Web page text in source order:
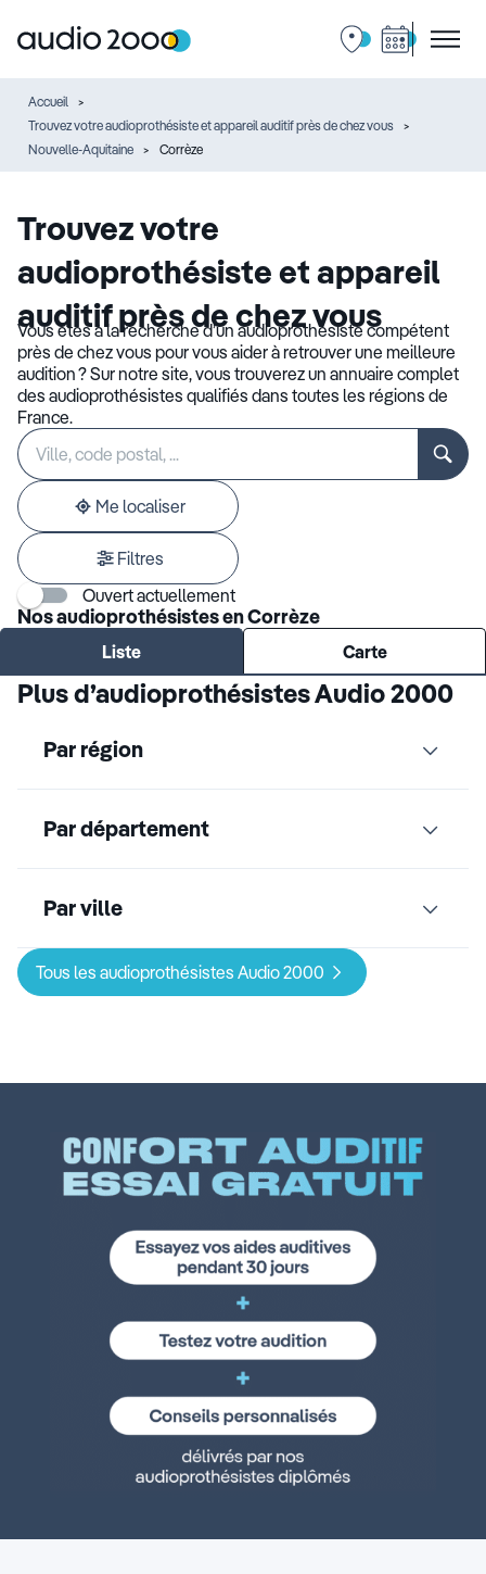
Accueil
Trouvez votre audioprothésiste et appareil auditif près de chez vous
Nouvelle-Aquitaine
Corrèze
Trouvez votre
audioprothésiste et appareil
auditif près de chez vous
Vous êtes à la recherche d’un audioprothésiste compétent
près de chez vous pour vous aider à retrouver une meilleure
audition ? Sur notre site, vous trouverez un annuaire complet
des audioprothésistes qualifiés dans toutes les régions de
France.
Rechercher
établissement
Veuillez
renseigner
une
adresse
Me localiser
Filtres
Ouvert actuellement
Nos audioprothésistes en Corrèze
Liste Carte
Plus d’audioprothésistes Audio 2000
Par région
Par département
Par ville
Tous les audioprothésistes Audio 2000